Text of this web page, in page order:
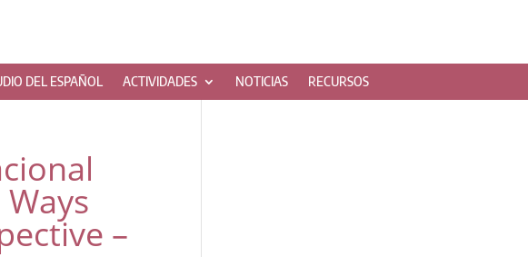
DEL ESPAÑOL ACTIVIDADES NOTICIAS RECURSOS
–